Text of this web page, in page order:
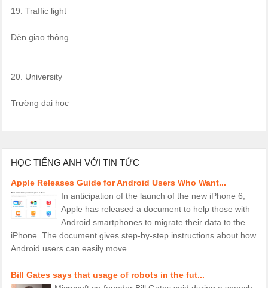
19. Traffic light
Đèn giao thông
20. University
Trường đại học
HỌC TIẾNG ANH VỚI TIN TỨC
Apple Releases Guide for Android Users Who Want...
In anticipation of the launch of the new iPhone 6,
Apple has released a document to help those with
Android smartphones to migrate their data to the
iPhone. The document gives step-by-step instructions about how
Android users can easily move...
Bill Gates says that usage of robots in the fut...